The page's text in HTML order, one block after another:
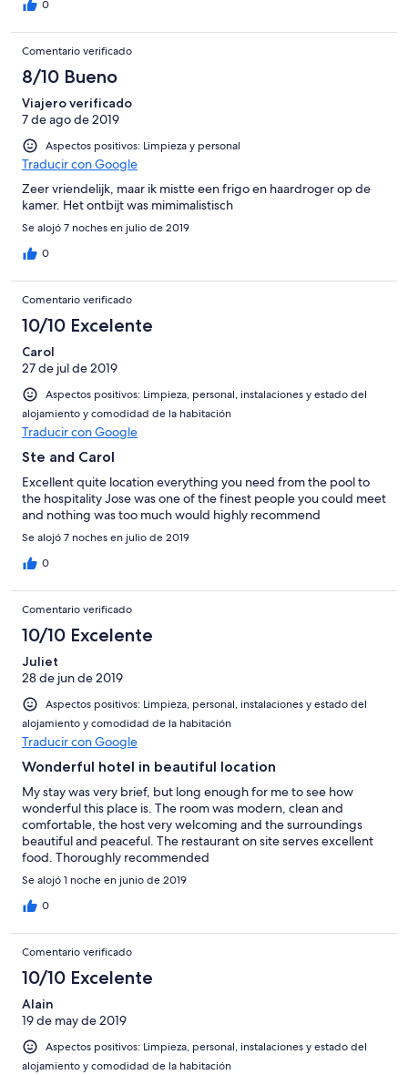
0
Comentario verificado
8/10 Bueno
Viajero verificado
7 de ago de 2019
Aspectos positivos: Limpieza y personal
Traducir con Google
Zeer vriendelijk, maar ik mistte een frigo en haardroger op de
kamer. Het ontbijt was mimimalistisch
Se alojó 7 noches en julio de 2019
0
Comentario verificado
10/10 Excelente
Carol
27 de jul de 2019
Aspectos positivos: Limpieza, personal, instalaciones y estado del
alojamiento y comodidad de la habitación
Traducir con Google
Ste and Carol
Excellent quite location everything you need from the pool to
the hospitality Jose was one of the finest people you could meet
and nothing was too much would highly recommend
Se alojó 7 noches en julio de 2019
0
Comentario verificado
10/10 Excelente
Juliet
28 de jun de 2019
Aspectos positivos: Limpieza, personal, instalaciones y estado del
alojamiento y comodidad de la habitación
Traducir con Google
Wonderful hotel in beautiful location
My stay was very brief, but long enough for me to see how
wonderful this place is. The room was modern, clean and
comfortable, the host very welcoming and the surroundings
beautiful and peaceful. The restaurant on site serves excellent
food. Thoroughly recommended
Se alojó 1 noche en junio de 2019
0
Comentario verificado
10/10 Excelente
Alain
19 de may de 2019
Aspectos positivos: Limpieza, personal, instalaciones y estado del
alojamiento y comodidad de la habitación